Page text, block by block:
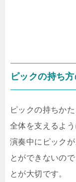
ピックの持ち
ピックの持ちか
全体を支えるよう
演奏中にピック
とができないの
とが大切です。